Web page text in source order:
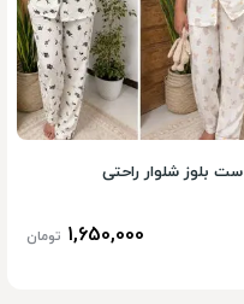
ست بلوز شلوار راحتی
1,650,000 تومان